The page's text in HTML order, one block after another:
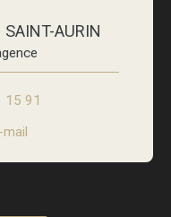
AURIN
15 91
mail